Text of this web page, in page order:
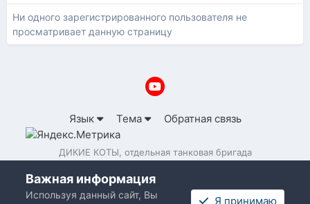
Ни одного зарегистрированного пользователя не
просматривает данную страницу
Язык Тема Обратная связь
ДИКИЕ КОТЫ, отдельная танковая бригада
Важная информация
Используя данный сайт, Вы
Я принимаю